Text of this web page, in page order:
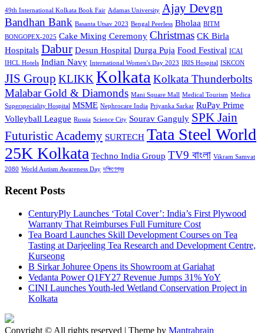
49th International Kolkata Book Fair Adamas University Ajay Devgn
Bandhan Bank Basanta Utsav 2023 Bengal Peerless Bholaa BITM
BONGOPEX-2025 Cake Mixing Ceremony Christmas CK Birla
Hospitals Dabur Desun Hospital Durga Puja Food Festival ICAI
IHCL Hotels Indian Navy International Women's Day 2023 IRIS Hospital ISKCON
JIS Group KLIKK Kolkata Kolkata Thunderbolts
Malabar Gold & Diamonds Mani Square Mall Medical Tourism Medica
Superspeciality Hospital MSME Nephrocare India Priyanka Sarkar RuPay Prime
Volleyball League Russia Science City Sourav Ganguly SPK Jain
Futuristic Academy SURTECH Tata Steel World
25K Kolkata Techno India Group TV9 বাংলা Vikram Samvat
2080 World Autism Awareness Day দক্ষিণেশ্বর
Recent Posts
CenturyPly Launches ‘Total Cover’: India’s First Plywood
Warranty That Reimburses Full Furniture Cost
Tea Board Launches Skill Development Courses on Tea
Tasting at Darjeeling Tea Research and Development Centre,
Kurseong
B Sirkar Johuree Opens its Showroom at Gariahat
Vedanta Power Q1FY27 Revenue Jumps 31% YoY
CINI Launches Youth-led Wetland Conservation Project in
Kolkata
Copyright © All rights reserved | Theme by Mantrabrain